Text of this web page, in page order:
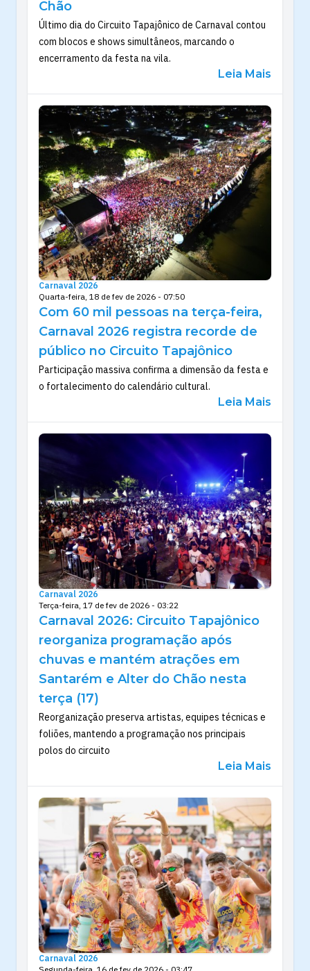
Chão
Último dia do Circuito Tapajônico de Carnaval contou
com blocos e shows simultâneos, marcando o
encerramento da festa na vila.
Leia Mais
Carnaval 2026
Quarta-feira, 18 de fev de 2026 - 07:50
Com 60 mil pessoas na terça-feira,
Carnaval 2026 registra recorde de
público no Circuito Tapajônico
Participação massiva confirma a dimensão da festa e
o fortalecimento do calendário cultural.
Leia Mais
Carnaval 2026
Terça-feira, 17 de fev de 2026 - 03:22
Carnaval 2026: Circuito Tapajônico
reorganiza programação após
chuvas e mantém atrações em
Santarém e Alter do Chão nesta
terça (17)
Reorganização preserva artistas, equipes técnicas e
foliões, mantendo a programação nos principais
polos do circuito
Leia Mais
Carnaval 2026